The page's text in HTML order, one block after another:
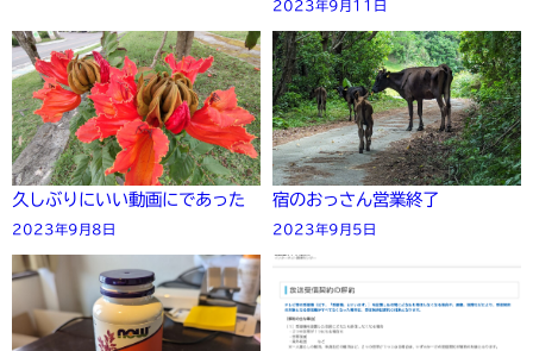
2023年9月11日
久しぶりにいい動画にであった
2023年9月8日
宿のおっさん営業終了
2023年9月5日